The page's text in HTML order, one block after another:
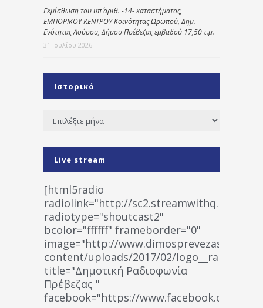
Εκμίσθωση του υπ΄ αριθ. -14- καταστήματος,
ΕΜΠΟΡΙΚΟΥ ΚΕΝΤΡΟΥ Κοινότητας Ωρωπού, Δημ.
Ενότητας Λούρου, Δήμου Πρέβεζας εμβαδού 17,50 τ.μ.
31 Ιουλίου 2026
Ιστορικό
Ιστορικό
Live stream
[html5radio
radiolink="http://
radiotype="shoutcast2"
bcolor="ffffff" frameborder="0"
image="http://www.dimosprevezas.gr/wp-
content/uploads/2017/02/
title="Δημοτική Ραδιοφωνία
Πρέβεζας "
facebook="https://www.facebook.com/